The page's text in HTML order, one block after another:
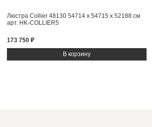
Люстра Collier 48130 54714 x 54715 x 52188 см
арт. HK-COLLIER5
173 750 ₽